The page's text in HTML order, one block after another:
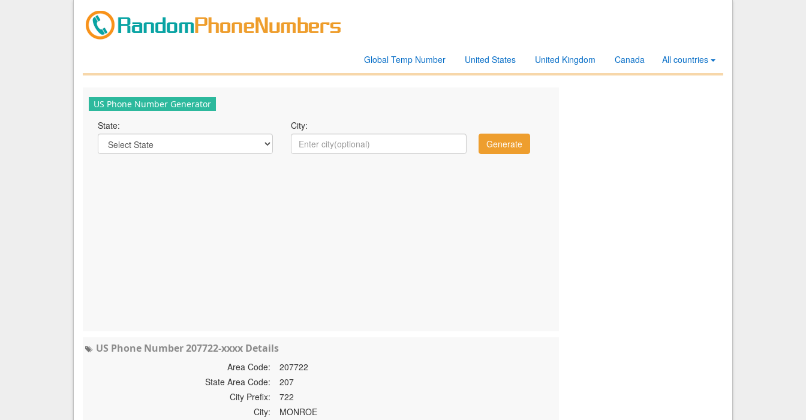
All countries
Canada
United Kingdom
United States
Global Temp Number
US Phone Number Generator
State: City:
US Phone Number 207722-xxxx Details
Area Code:
207722
State Area Code:
207
City Prefix:
722
City:
MONROE